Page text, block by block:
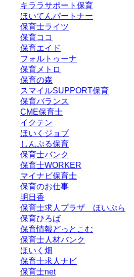
キララサポート保育
ほいてんパートナー
保育士ライツ
保育ココ
保育エイド
フォルトゥーナ
保育メトロ
保育の森
スマイルSUPPORT保育
保育バランス
CME保育士
イクテン
ほいくジョブ
しんぷる保育
保育士バンク
保育士WORKER
マイナビ保育士
保育のお仕事
明日香
保育士求人プラザ ほいぷら
保育ひろば
保育情報どっとこむ
保育士人材バンク
ほいく畑
保育士求人ナビ
保育士net